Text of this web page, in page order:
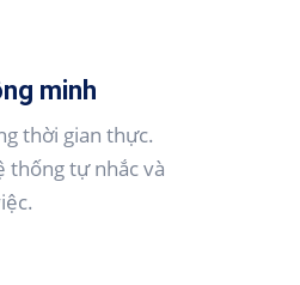
minh
thời gian thực.
thống tự nhắc và